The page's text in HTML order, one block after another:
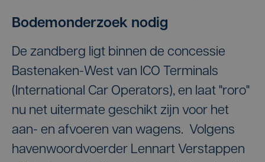
Bodemonderzoek nodig
De zandberg ligt binnen de concessie
Bastenaken-West van ICO Terminals
(International Car Operators), en laat "roro"
nu net uitermate geschikt zijn voor het
aan- en afvoeren van wagens. Volgens
havenwoordvoerder Lennart Verstappen